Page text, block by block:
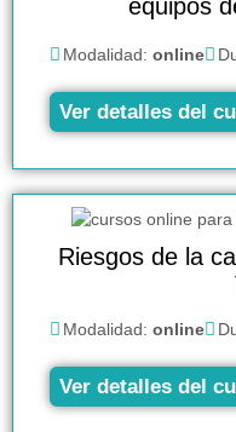
equipos
Modalidad: online
Ver detalles del
Riesgos de la
Modalidad: online
Ver detalles del